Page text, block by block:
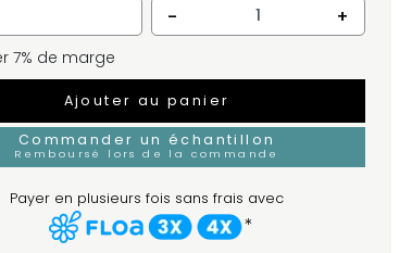
-
+
7% de marge
Ajouter au panier
Commander un échantillon
Remboursé lors de la commande
Payer en plusieurs fois sans frais avec
*